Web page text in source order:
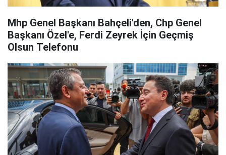
Mhp Genel Başkanı Bahçeli'den, Chp Genel
Başkanı Özel'e, Ferdi Zeyrek İçin Geçmiş
Olsun Telefonu